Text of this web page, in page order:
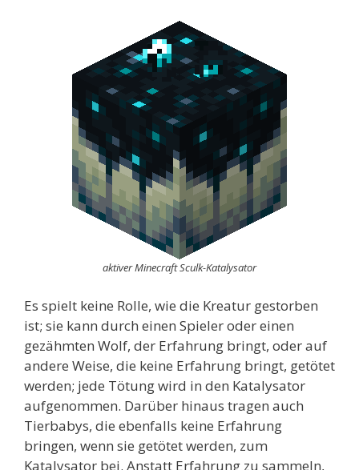
aktiver Minecraft Sculk-Katalysator
Es spielt keine Rolle, wie die Kreatur gestorben
ist; sie kann durch einen Spieler oder einen
gezähmten Wolf, der Erfahrung bringt, oder auf
andere Weise, die keine Erfahrung bringt, getötet
werden; jede Tötung wird in den Katalysator
aufgenommen. Darüber hinaus tragen auch
Tierbabys, die ebenfalls keine Erfahrung
bringen, wenn sie getötet werden, zum
Katalysator bei. Anstatt Erfahrung zu sammeln,